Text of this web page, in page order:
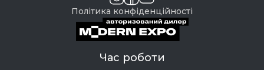
Політика конфіденційності
Час роботи